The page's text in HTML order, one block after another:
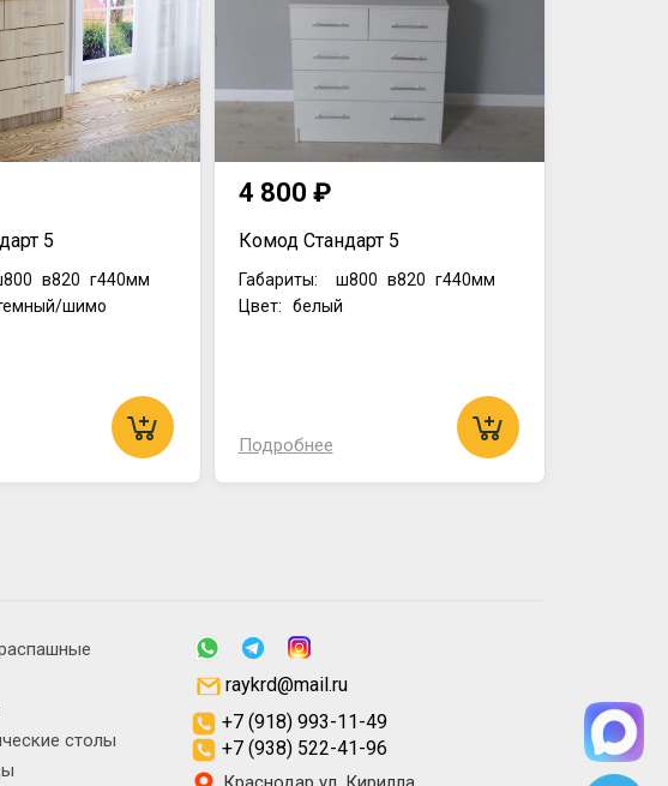
5
в820 г440мм
шимо
4 800 ₽
Комод Стандарт 5
Габариты: ш800 в820 г440мм
Цвет: белый
Подробнее
столы
+7 (918) 993-11-49
+7 (938) 522-41-96
raykrd@mail.ru